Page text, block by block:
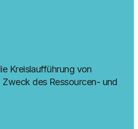
Kreislaufführung von
des Ressourcen- und